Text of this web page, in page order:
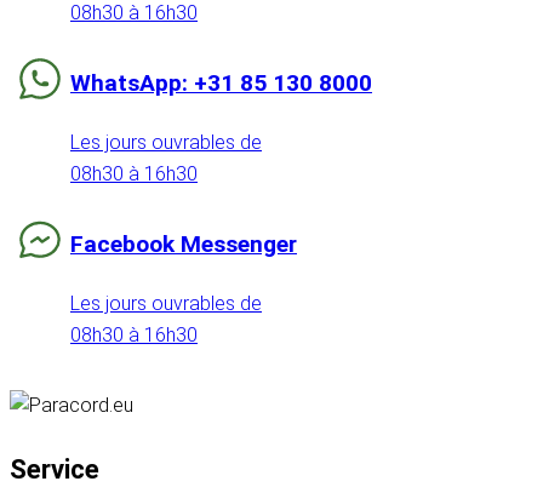
08h30 à 16h30
WhatsApp: +31 85 130 8000
Les jours ouvrables de
08h30 à 16h30
Facebook Messenger
Les jours ouvrables de
08h30 à 16h30
Service